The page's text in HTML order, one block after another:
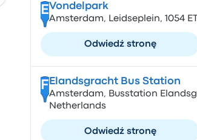
EVondelpark
Amsterdam, Leidseplein, 1054
Odwiedź stronę
F Elandsgracht Bus Station
Amsterdam, Busstation
Netherlands
Odwiedź stronę